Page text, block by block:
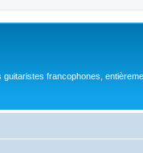
francophones,